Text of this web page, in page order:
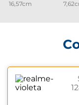
16,57cm